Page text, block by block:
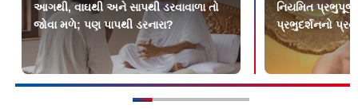
આગથી, વાઘથી અને સાપથી ડરવાવાળા તો
જોવા મળે; પણ પાપથી ડરનારા?
નિયમિત
પ્રભુદર્શનનો